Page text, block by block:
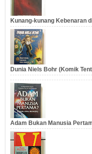
Kunang-kunang Kebenaran
Dunia Niels Bohr (Komik
Adam Bukan Manusia